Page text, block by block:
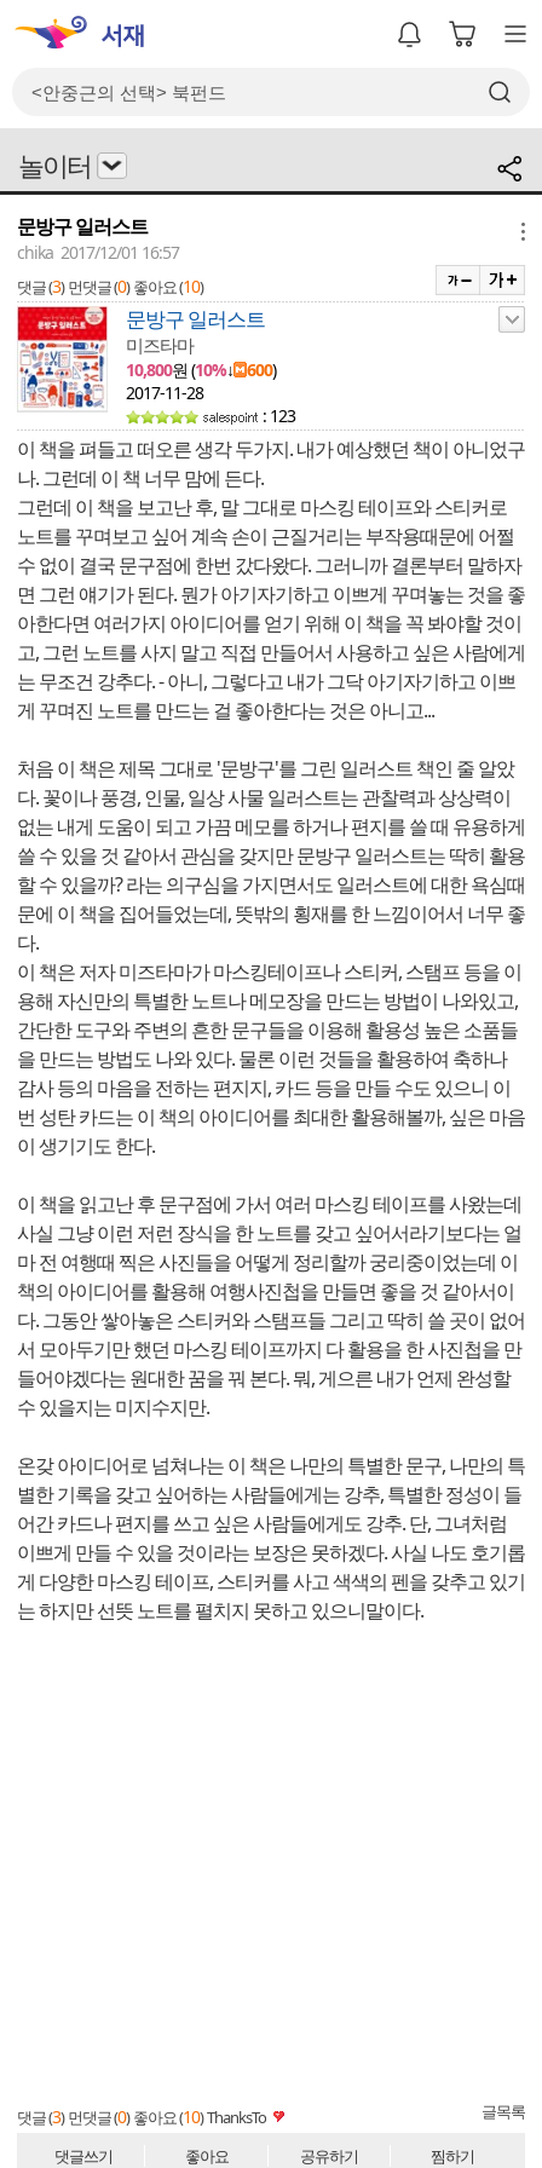
놀이터
문방구 일러스트
chika 2017/12/01 16:57
댓글 (3) 먼댓글 (0) 좋아요 (10)
문방구 일러스트
미즈타마
10,800원 (10%↓ 600)
2017-11-28
: 123
이 책을 펴들고 떠오른 생각 두가지. 내가 예상했던 책이 아니었구
나. 그런데 이 책 너무 맘에 든다.
그런데 이 책을 보고난 후, 말 그대로 마스킹 테이프와 스티커로
노트를 꾸며보고 싶어 계속 손이 근질거리는 부작용때문에 어쩔
수 없이 결국 문구점에 한번 갔다왔다. 그러니까 결론부터 말하자
면 그런 얘기가 된다. 뭔가 아기자기하고 이쁘게 꾸며놓는 것을 좋
아한다면 여러가지 아이디어를 얻기 위해 이 책을 꼭 봐야할 것이
고, 그런 노트를 사지 말고 직접 만들어서 사용하고 싶은 사람에게
는 무조건 강추다. - 아니, 그렇다고 내가 그닥 아기자기하고 이쁘
게 꾸며진 노트를 만드는 걸 좋아한다는 것은 아니고...
처음 이 책은 제목 그대로 '문방구'를 그린 일러스트 책인 줄 알았
다. 꽃이나 풍경, 인물, 일상 사물 일러스트는 관찰력과 상상력이
없는 내게 도움이 되고 가끔 메모를 하거나 편지를 쓸 때 유용하게
쓸 수 있을 것 같아서 관심을 갖지만 문방구 일러스트는 딱히 활용
할 수 있을까? 라는 의구심을 가지면서도 일러스트에 대한 욕심때
문에 이 책을 집어들었는데, 뜻밖의 횡재를 한 느낌이어서 너무 좋
다.
이 책은 저자 미즈타마가 마스킹테이프나 스티커, 스탬프 등을 이
용해 자신만의 특별한 노트나 메모장을 만드는 방법이 나와있고,
간단한 도구와 주변의 흔한 문구들을 이용해 활용성 높은 소품들
을 만드는 방법도 나와 있다. 물론 이런 것들을 활용하여 축하나
감사 등의 마음을 전하는 편지지, 카드 등을 만들 수도 있으니 이
번 성탄 카드는 이 책의 아이디어를 최대한 활용해볼까, 싶은 마음
이 생기기도 한다.
이 책을 읽고난 후 문구점에 가서 여러 마스킹 테이프를 사왔는데
사실 그냥 이런 저런 장식을 한 노트를 갖고 싶어서라기보다는 얼
마 전 여행때 찍은 사진들을 어떻게 정리할까 궁리중이었는데 이
책의 아이디어를 활용해 여행사진첩을 만들면 좋을 것 같아서이
다. 그동안 쌓아놓은 스티커와 스탬프들 그리고 딱히 쓸 곳이 없어
서 모아두기만 했던 마스킹 테이프까지 다 활용을 한 사진첩을 만
들어야겠다는 원대한 꿈을 꿔 본다. 뭐, 게으른 내가 언제 완성할
수 있을지는 미지수지만.
온갖 아이디어로 넘쳐나는 이 책은 나만의 특별한 문구, 나만의 특
별한 기록을 갖고 싶어하는 사람들에게는 강추, 특별한 정성이 들
어간 카드나 편지를 쓰고 싶은 사람들에게도 강추. 단, 그녀처럼
이쁘게 만들 수 있을 것이라는 보장은 못하겠다. 사실 나도 호기롭
게 다양한 마스킹 테이프, 스티커를 사고 색색의 펜을 갖추고 있기
는 하지만 선뜻 노트를 펼치지 못하고 있으니말이다.
댓글 (3) 먼댓글 (0) 좋아요 (10)ThanksTo 글목록
댓글쓰기 좋아요 공유하기 찜하기